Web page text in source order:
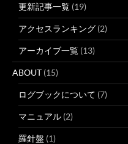
更新記事一覧 (19)
アクセスランキング (2)
アーカイブ一覧 (13)
ABOUT (15)
ログブックについて (7)
マニュアル (2)
羅針盤 (1)